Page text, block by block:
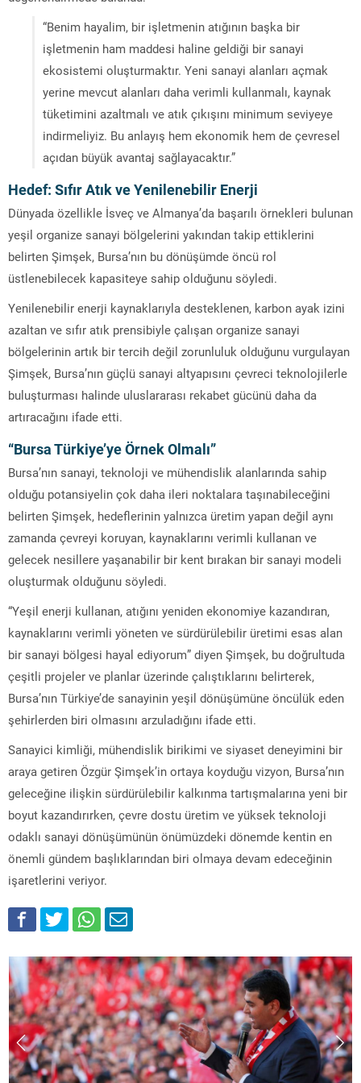
“Benim hayalim, bir işletmenin atığının başka bir
işletmenin ham maddesi haline geldiği bir sanayi
ekosistemi oluşturmaktır. Yeni sanayi alanları açmak
yerine mevcut alanları daha verimli kullanmalı, kaynak
tüketimini azaltmalı ve atık çıkışını minimum seviyeye
indirmeliyiz. Bu anlayış hem ekonomik hem de çevresel
açıdan büyük avantaj sağlayacaktır.”
Hedef: Sıfır Atık ve Yenilenebilir Enerji
Dünyada özellikle İsveç ve Almanya’da başarılı örnekleri bulunan
yeşil organize sanayi bölgelerini yakından takip ettiklerini
belirten Şimşek, Bursa’nın bu dönüşümde öncü rol
üstlenebilecek kapasiteye sahip olduğunu söyledi.
Yenilenebilir enerji kaynaklarıyla desteklenen, karbon ayak izini
azaltan ve sıfır atık prensibiyle çalışan organize sanayi
bölgelerinin artık bir tercih değil zorunluluk olduğunu vurgulayan
Şimşek, Bursa’nın güçlü sanayi altyapısını çevreci teknolojilerle
buluşturması halinde uluslararası rekabet gücünü daha da
artıracağını ifade etti.
“Bursa Türkiye’ye Örnek Olmalı”
Bursa’nın sanayi, teknoloji ve mühendislik alanlarında sahip
olduğu potansiyelin çok daha ileri noktalara taşınabileceğini
belirten Şimşek, hedeflerinin yalnızca üretim yapan değil aynı
zamanda çevreyi koruyan, kaynaklarını verimli kullanan ve
gelecek nesillere yaşanabilir bir kent bırakan bir sanayi modeli
oluşturmak olduğunu söyledi.
“Yeşil enerji kullanan, atığını yeniden ekonomiye kazandıran,
kaynaklarını verimli yöneten ve sürdürülebilir üretimi esas alan
bir sanayi bölgesi hayal ediyorum” diyen Şimşek, bu doğrultuda
çeşitli projeler ve planlar üzerinde çalıştıklarını belirterek,
Bursa’nın Türkiye’de sanayinin yeşil dönüşümüne öncülük eden
şehirlerden biri olmasını arzuladığını ifade etti.
Sanayici kimliği, mühendislik birikimi ve siyaset deneyimini bir
araya getiren Özgür Şimşek’in ortaya koyduğu vizyon, Bursa’nın
geleceğine ilişkin sürdürülebilir kalkınma tartışmalarına yeni bir
boyut kazandırırken, çevre dostu üretim ve yüksek teknoloji
odaklı sanayi dönüşümünün önümüzdeki dönemde kentin en
önemli gündem başlıklarından biri olmaya devam edeceğinin
işaretlerini veriyor.